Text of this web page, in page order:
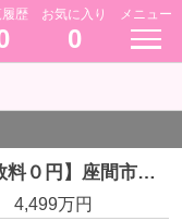
履歴 お気に入り
0
メニュー
【仲介手数料０円】座間市立野台2期 新築一戸建て 全3棟
4,499万円